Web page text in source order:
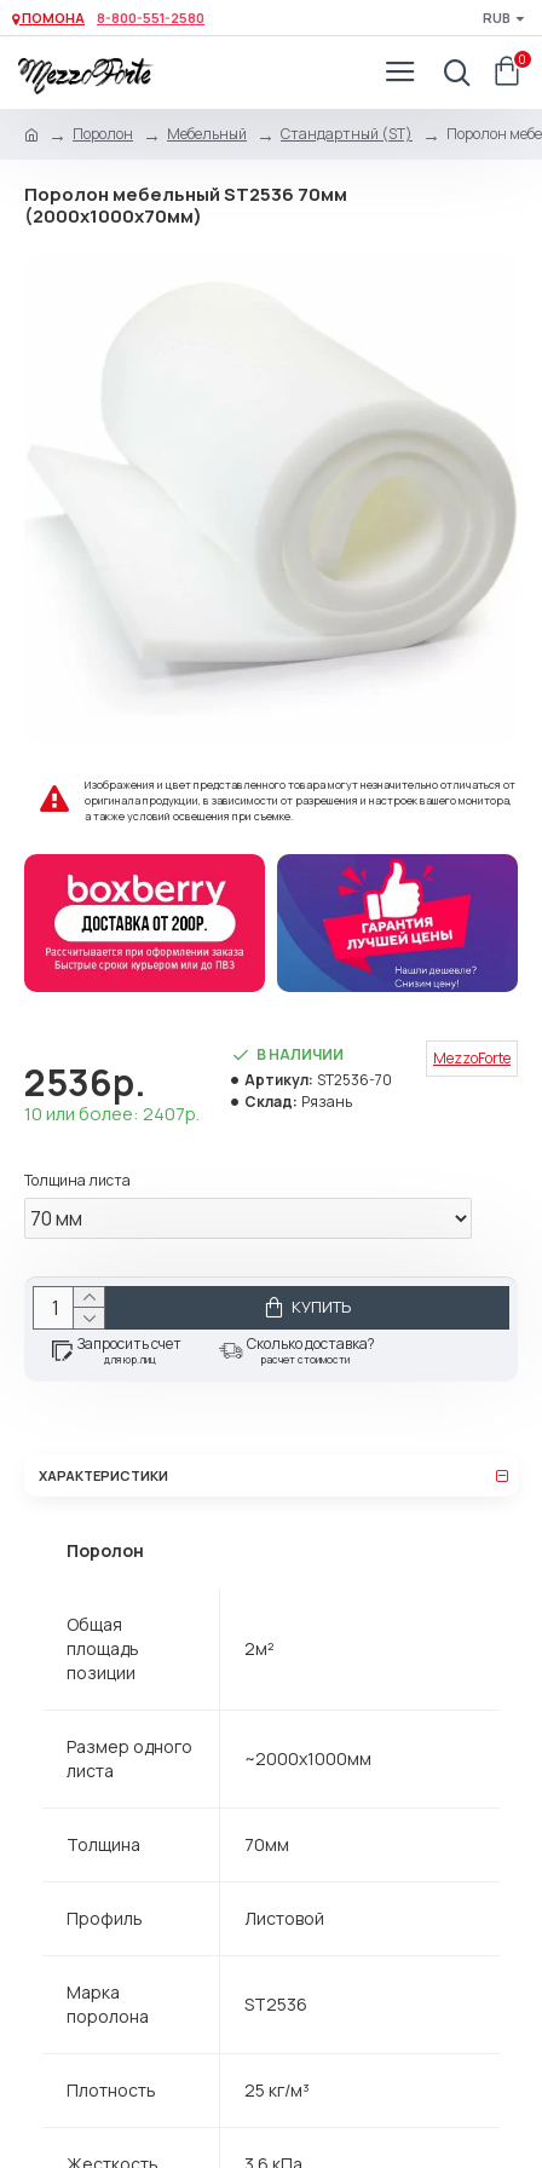
ПОМОНА 8-800-551-2580 RUB
0
Поролон Мебельный Стандартный (ST) Поролон
Поролон мебельный ST2536 70мм
(2000x1000x70мм)
Изображения и цвет представленного товара могут незначительно отличаться от
оригинала продукции, в зависимости от разрешения и настроек вашего монитора,
а также условий освещения при съемке.
2536р.
10 или более: 2407р.
В НАЛИЧИИ
Артикул: ST2536-70
Склад: Рязань
MezzoForte
Толщина листа
КУПИТЬ
Запросить счет
для юр.лиц
Сколько доставка?
расчет стоимости
ХАРАКТЕРИСТИКИ
Поролон
Общая
площадь
позиции
2м²
Размер одного
листа
~2000х1000мм
Толщина 70мм
Профиль Листовой
Марка
поролона
ST2536
Плотность 25 кг/м³